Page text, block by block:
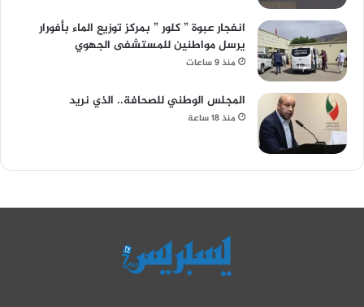
انفجار عبوة ” كلور ” بمركز توزيع الماء بأفورار
يرسل مواطنين للمستشفى الجهوي
منذ 9 ساعات
المجلس الوطني للصحافة.. الذي نريد
منذ 18 ساعة